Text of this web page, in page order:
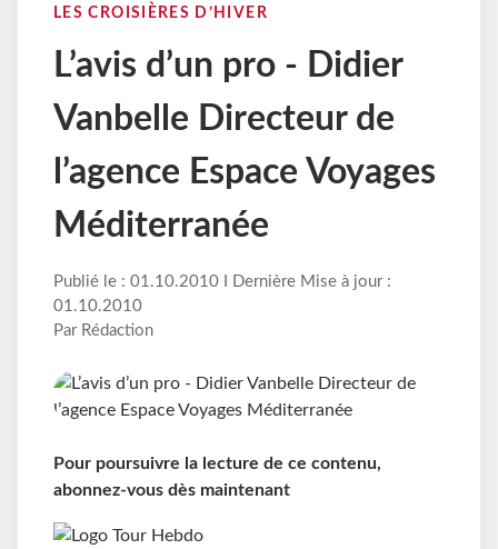
LES CROISIÈRES D’HIVER
L’avis d’un pro - Didier
Vanbelle Directeur de
l’agence Espace Voyages
Méditerranée
Publié le : 01.10.2010 I Dernière Mise à jour :
01.10.2010
Par Rédaction
Pour poursuivre la lecture de ce contenu,
abonnez-vous dès maintenant